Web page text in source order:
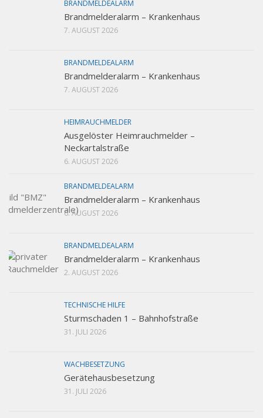
BRANDMELDEALARM
Brandmelderalarm – Krankenhaus
7. AUGUST 2026
BRANDMELDEALARM
Brandmelderalarm – Krankenhaus
7. AUGUST 2026
HEIMRAUCHMELDER
Ausgelöster Heimrauchmelder –
Neckartalstraße
6. AUGUST 2026
BRANDMELDEALARM
Brandmelderalarm – Krankenhaus
6. AUGUST 2026
BRANDMELDEALARM
Brandmelderalarm – Krankenhaus
2. AUGUST 2026
TECHNISCHE HILFE
Sturmschaden 1 – Bahnhofstraße
31. JULI 2026
WACHBESETZUNG
Gerätehausbesetzung
31. JULI 2026